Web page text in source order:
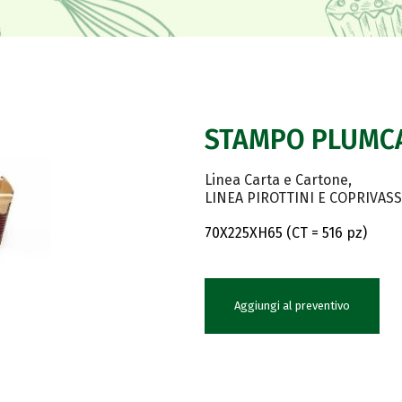
STAMPO
Linea Carta e Cartone
LINEA PIROTTINI E
70X225XH65 (CT = 516 pz)
Aggiungi al preventivo